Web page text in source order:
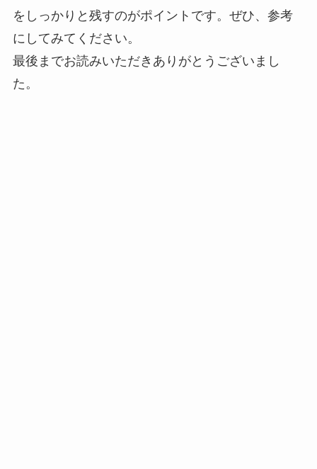
をしっかりと残すのがポイントです。ぜひ、参考
にしてみてください。
最後までお読みいただきありがとうございまし
た。